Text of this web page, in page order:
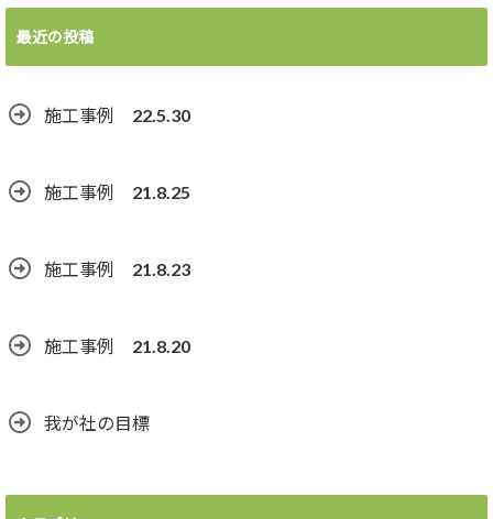
最近の投稿
施工事例 22.5.30
施工事例 21.8.25
施工事例 21.8.23
施工事例 21.8.20
我が社の目標